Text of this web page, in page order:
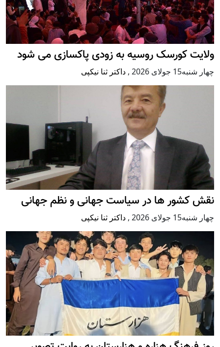
ولایت کورسک روسیه به زودی پاکسازی می شود
چهار شنبه15 جولای 2026 , داکتر ثنا نیکپی
نقش کشور ها در سیاست جهانی و نظم جهانی
چهار شنبه15 جولای 2026 , داکتر ثنا نیکپی